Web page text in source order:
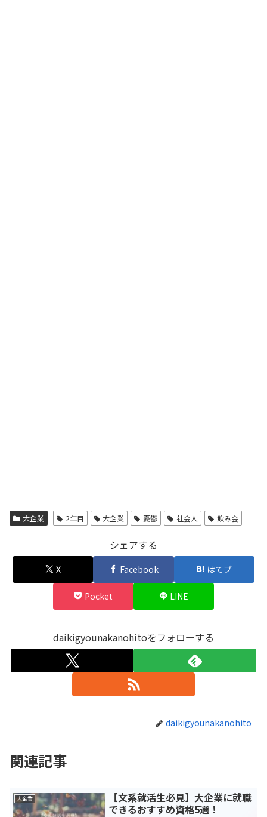
大企業 2年目 大企業 憂鬱 社会人 飲み会
シェアする
X Facebook はてブ
Pocket LINE
daikigyounakanohitoをフォローする
daikigyounakanohito
関連記事
大企業
【文系就活生必見】大企業に就職
できるおすすめ資格5選！